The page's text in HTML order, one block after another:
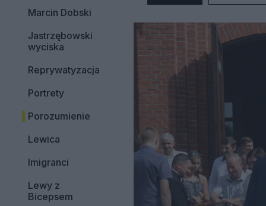
Marcin Dobski
Jastrzębowski
wyciska
Reprywatyzacja
Portrety
Porozumienie
Lewica
Imigranci
Lewy z
Bicepsem